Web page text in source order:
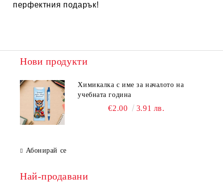
перфектния подарък!
Нови продукти
Химикалка с име за началото на
учебната година
€2.00 3.91 лв.
Абонирай се
Най-продавани